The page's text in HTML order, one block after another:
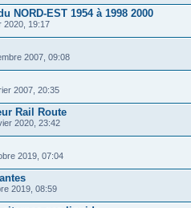
NORD-EST 1954 à 1998 2000
2020, 19:17
2007, 09:08
2007, 20:35
Rail Route
2020, 23:42
2019, 07:04
2019, 08:59